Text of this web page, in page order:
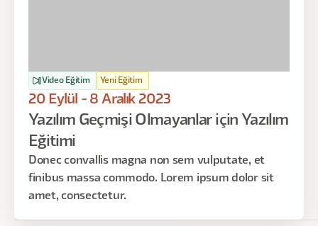
Video Eğitim Yeni Eğitim
20 Eylül - 8 Aralık 2023
Yazılım Geçmişi Olmayanlar için Yazılım
Eğitimi
Donec convallis magna non sem vulputate, et
finibus massa commodo. Lorem ipsum dolor sit
amet, consectetur.